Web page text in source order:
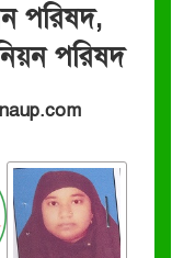
পরিষদ,
পরিষদ